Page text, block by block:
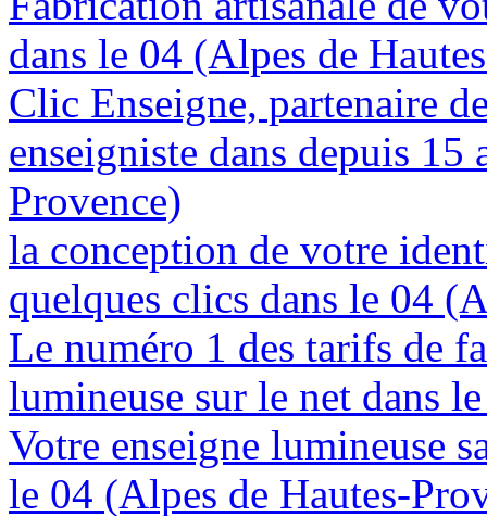
dans le 04 (Alpes de
Clic Enseigne, partenaire
enseigniste dans depuis 15
Provence)
la conception de votre
quelques clics dans le 04
Le numéro 1 des tarifs de
lumineuse sur le net dans
Votre enseigne lumineuse
le 04 (Alpes de Hautes-